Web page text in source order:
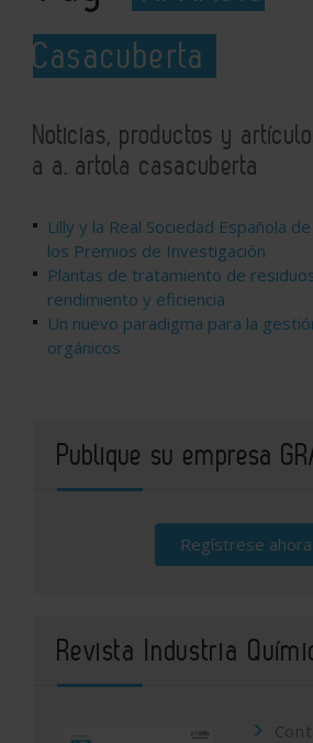
Casacuberta
Noticias, productos y
a a. artola casacuberta
Lilly y la Real Sociedad Española
los Premios de Investigación
Plantas de tratamiento de
rendimiento y eficiencia
Un nuevo paradigma para la
orgánicos
Publique su empresa
Regístrese ahora
Revista Industria